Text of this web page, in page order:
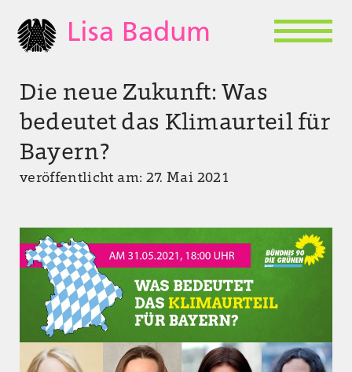
Lisa Badum
Die neue Zukunft: Was
bedeutet das Klimaurteil für
Bayern?
veröffentlicht am: 27. Mai 2021